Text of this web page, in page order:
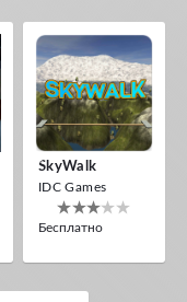
SkyWalk
IDC Games
Бесплатно